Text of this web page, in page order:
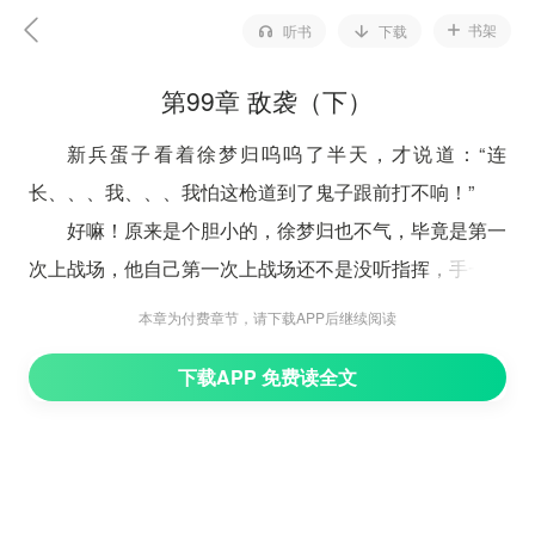
听书 下载 书架
第99章 敌袭（下）
新兵蛋子看着徐梦归呜呜了半天，才说道：“连
长、、、我、、、我怕这枪道到了鬼子跟前打不响！”
好嘛！原来是个胆小的，徐梦归也不气，毕竟是第一
次上战场，他自己第一次上战场还不是没听指挥，手一哆
嗦就先开了火？想到这里，徐梦归一脚踹在新兵蛋子的屁
新兵被徐梦归踹的顺着被踩硬
本章为付费章节，请下载APP后继续阅读
下载APP 免费读全文